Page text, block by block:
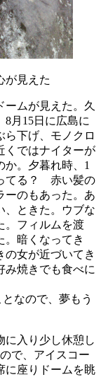
が見えた
ムが見えた。久
8月15日に広島に
ら下げ、モノクロ
くではナイターが
。夕暮れ時、1
てる？ 赤い髪の
ーのもあった。あ
、ときた。ウブな
。フィルムを渡
。暗くなってき
の女が近づいてき
み焼きでも食べに
なので、夢もう
入り少し休憩し
で、アイスコー
に座りドームを眺